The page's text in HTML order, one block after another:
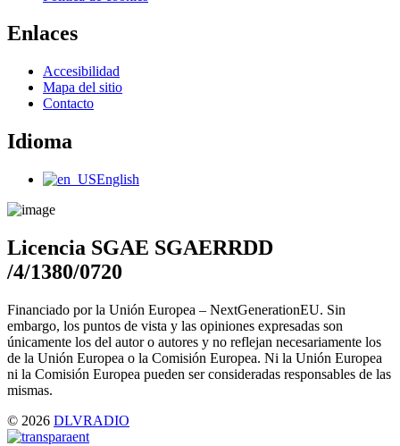
Enlaces
Main
Menu
Accesibilidad
Mapa del sitio
Contacto
Idioma
Main
English
Licencia SGAE SGAERRDD
/4/1380/0720
Financiado por la Unión Europea – NextGenerationEU. Sin
embargo, los puntos de vista y las opiniones expresadas son
únicamente los del autor o autores y no reflejan necesariamente los
de la Unión Europea o la Comisión Europea. Ni la Unión Europea
ni la Comisión Europea pueden ser consideradas responsables de las
mismas.
© 2026 DLVRADIO